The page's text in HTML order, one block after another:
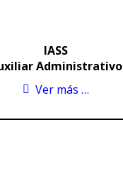
IASS
Administrativo
Ver más …